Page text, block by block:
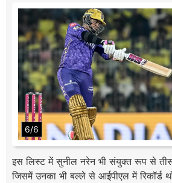
6/6
इस लिस्ट में सुनील नरेन भी संयुक्त रूप से
जिसमें उनका भी बल्ले से आईपीएल में रिकॉर्ड